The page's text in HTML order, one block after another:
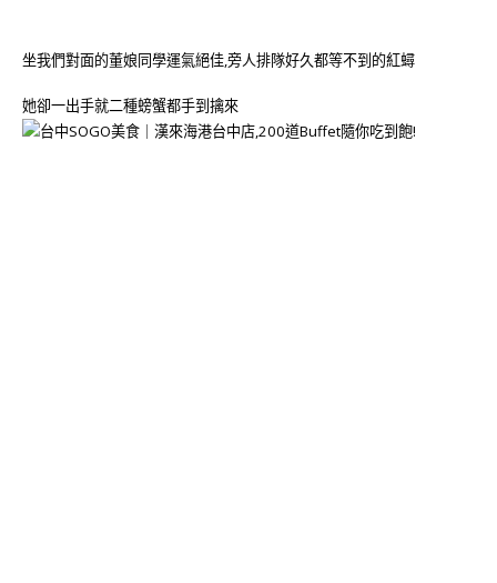
坐我們對面的董娘同學運氣絕佳,旁人排隊好久都等不到的紅蟳
她卻一出手就二種螃蟹都手到擒來